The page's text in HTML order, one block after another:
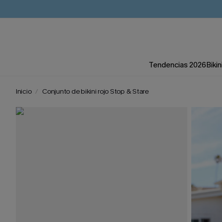
Tendencias 2026
Inicio Conjunto de bikini rojo Stop & Stare